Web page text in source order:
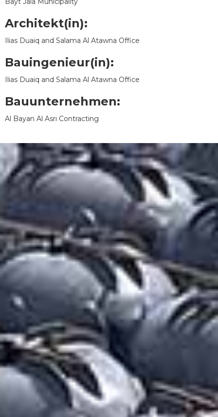
Architekt(in):
Ilias Duaiq and Salama Al Atawna Office
Bauingenieur(in):
Ilias Duaiq and Salama Al Atawna Office
Bauunternehmen:
Al Bayan Al Asri Contracting